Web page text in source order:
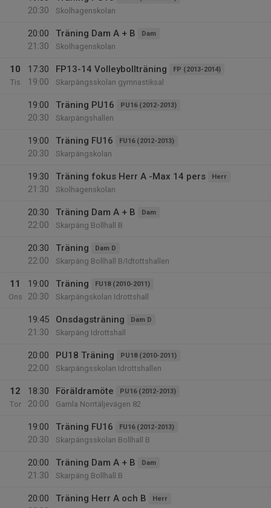
20:30
Skolhagenskolan
20:00
21:30
Träning Dam A + B Dam
Skolhagenskolan
10
Tis
17:30
19:00
FP13-14 Volleybollträning FP (2013-2014)
Skarpängsskolan gymnastiksal
19:00
20:30
Träning PU16 PU16 (2012-2013)
Skarpängshallen
19:00
20:30
Träning FU16 FU16 (2012-2013)
Skarpängskolan
19:30
21:30
Träning fokus Herr A -Max 14 pers Herr
Skolhagenskolan
20:30
22:00
Träning Dam A + B Dam
Skarpäng Bollhall B
20:30
22:00
Träning Dam D
Skarpäng Bollhall B/Idtottshallen
11
Ons
19:00
20:30
Träning FU18 (2010-2011)
Skarpängskolan Idrottshall
19:45
21:30
Onsdagsträning Dam D
Skarpäng Idrottshall
20:00
22:00
PU18 Träning PU18 (2010-2011)
Skarpängsskolan Idrottshallen
12
Tor
18:30
20:00
Föräldramöte PU16 (2012-2013)
Gamla Norrtäljevägen 82
19:00
20:30
Träning FU16 FU16 (2012-2013)
Skarpängsskolan Bollhall B
20:00
21:30
Träning Dam A + B Dam
Skarpäng Bollhall B
20:00
Träning Herr A och B Herr